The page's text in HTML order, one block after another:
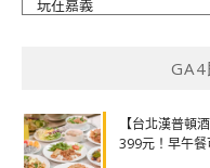
【台北漢普頓
399元！早午